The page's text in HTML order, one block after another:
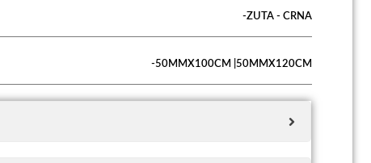
-ZUTA - CRNA
-50MMX100CM |50MMX120CM